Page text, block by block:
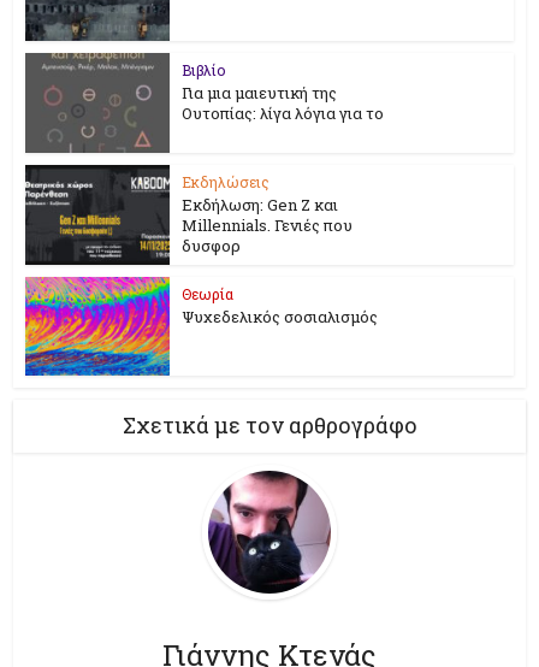
Βιβλίο
Για μια μαιευτική της
Ουτοπίας: λίγα λόγια για το
Εκδηλώσεις
Εκδήλωση: Gen Z και
Millennials. Γενιές που
δυσφορ
Θεωρία
Ψυχεδελικός σοσιαλισμός
Σχετικά με τον αρθρογράφο
Γιάννης Κτενάς